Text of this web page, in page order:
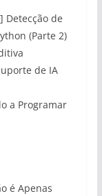
Detecção de
(Parte 2)
de IA
a Programar
é Apenas